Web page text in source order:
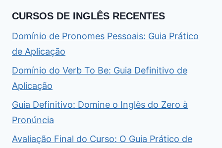
CURSOS DE INGLÊS RECENTES
Domínio de Pronomes Pessoais: Guia Prático
de Aplicação
Domínio do Verb To Be: Guia Definitivo de
Aplicação
Guia Definitivo: Domine o Inglês do Zero à
Pronúncia
Avaliação Final do Curso: O Guia Prático de